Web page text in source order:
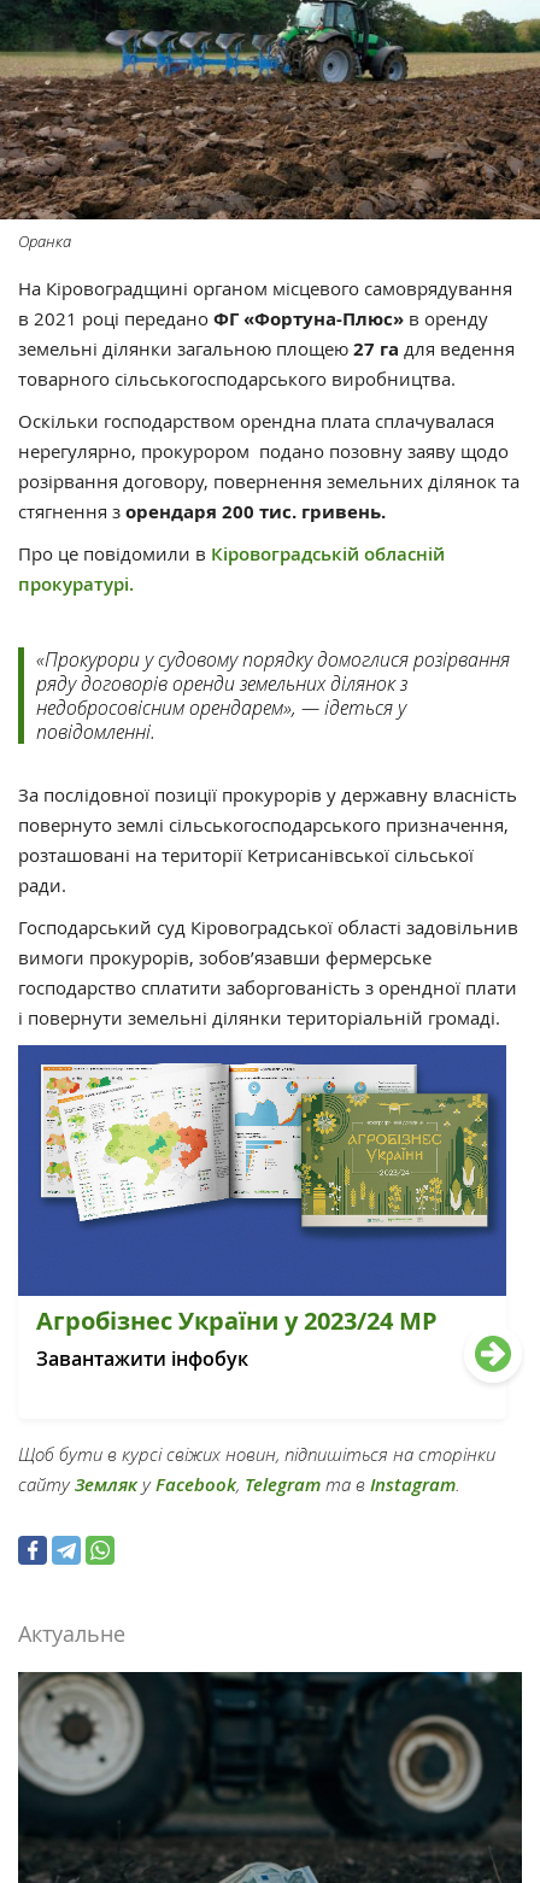
Оранка
На Кіровоградщині органом місцевого самоврядування
в 2021 році передано ФГ «Фортуна-Плюс» в оренду
земельні ділянки загальною площею 27 га для ведення
товарного сільськогосподарського виробництва.
Оскільки господарством орендна плата сплачувалася
нерегулярно, прокурором подано позовну заяву щодо
розірвання договору, повернення земельних ділянок та
стягнення з орендаря 200 тис. гривень.
Про це повідомили в Кіровоградській обласній
прокуратурі.
«Прокурори у судовому порядку домоглися розірвання
ряду договорів оренди земельних ділянок з
недобросовісним орендарем», — ідеться у
повідомленні.
За послідовної позиції прокурорів у державну власність
повернуто землі сільськогосподарського призначення,
розташовані на території Кетрисанівської сільської
ради.
Господарський суд Кіровоградської області задовільнив
вимоги прокурорів, зобов’язавши фермерське
господарство сплатити заборгованість з орендної плати
і повернути земельні ділянки територіальній громаді.
Агробізнес України у 2023/24 МР
Завантажити інфобук
Щоб бути в курсі свіжих новин, підпишіться на сторінки
сайтуЗемлякуFacebook, Telegram та в Instagram
Актуальне